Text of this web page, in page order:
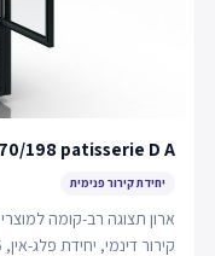
198 patisserie D A
יחידת קירור פנימית
ארון תצוגה רב-קומה
קירור דינמי, יחידת פלג-אין, 5 רמות…